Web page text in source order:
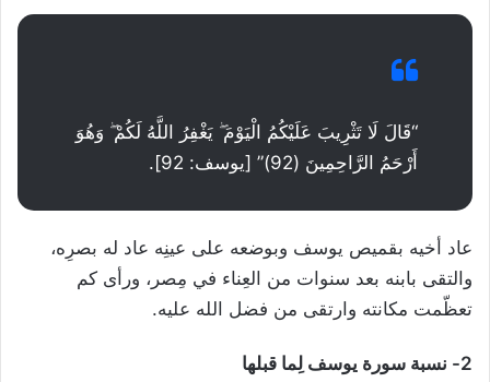
“قَالَ لَا تَثْرِيبَ عَلَيْكُمُ الْيَوْمَ ۖ يَغْفِرُ اللَّهُ لَكُمْ ۖ وَهُوَ
أَرْحَمُ الرَّاحِمِينَ (92)” [يوسف: 92].
عاد أخيه بقميص يوسف وبوضعه على عينِه عاد له بصرِه،
والتقى بابنه بعد سنوات من العِناء في مِصر، ورأى كم
تعظّمت مكانته وارتقى من فضل الله عليه.
2- نسبة سورة يوسف لِما قبلها